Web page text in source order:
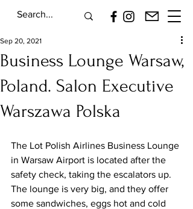
Business Lounge Warsaw,
Poland. Salon Executive
Warszawa Polska
Sep 20, 2021
The Lot Polish Airlines Business Lounge
in Warsaw Airport is located after the
safety check, taking the escalators up.
The lounge is very big, and they offer
some sandwiches, eggs hot and cold